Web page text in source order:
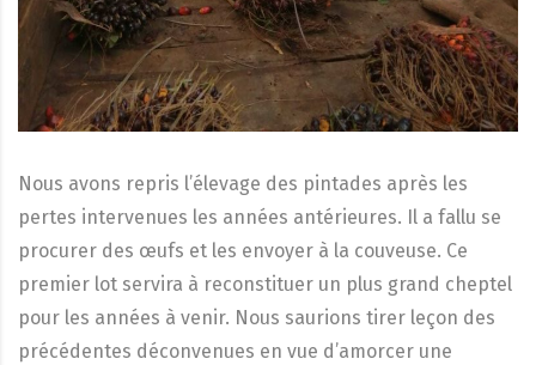
Nous avons repris l’élevage des pintades après les
pertes intervenues les années antérieures. Il a fallu se
procurer des œufs et les envoyer à la couveuse. Ce
premier lot servira à reconstituer un plus grand cheptel
pour les années à venir. Nous saurions tirer leçon des
précédentes déconvenues en vue d’amorcer une